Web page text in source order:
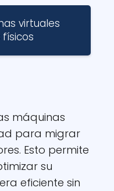
virtuales
máquinas
para migrar
Esto permite
su
eficiente sin